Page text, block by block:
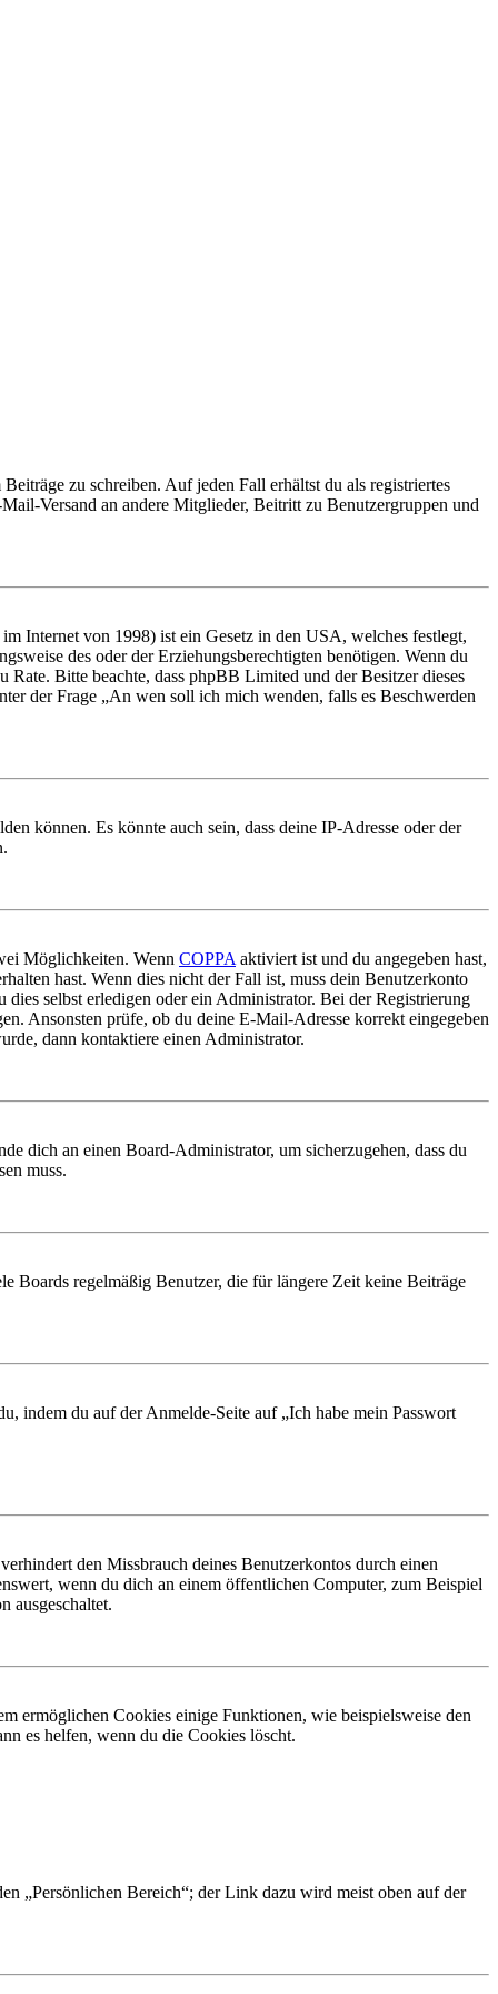
zu schreiben. Auf jeden Fall erhältst du als registriertes
Versand an andere Mitglieder, Beitritt zu Benutzergruppen und
Internet von 1998) ist ein Gesetz in den USA, welches festlegt,
des oder der Erziehungsberechtigten benötigen. Wenn du
Bitte beachte, dass phpBB Limited und der Besitzer dieses
der Frage „An wen soll ich mich wenden, falls es Beschwerden
können. Es könnte auch sein, dass deine IP-Adresse oder der
Möglichkeiten. Wenn COPPA aktiviert ist und du angegeben hast,
hast. Wenn dies nicht der Fall ist, muss dein Benutzerkonto
selbst erledigen oder ein Administrator. Bei der Registrierung
Ansonsten prüfe, ob du deine E-Mail-Adresse korrekt eingegeben
dann kontaktiere einen Administrator.
dich an einen Board-Administrator, um sicherzugehen, dass du
muss.
Boards regelmäßig Benutzer, die für längere Zeit keine Beiträge
indem du auf der Anmelde-Seite auf „Ich habe mein Passwort
den Missbrauch deines Benutzerkontos durch einen
wenn du dich an einem öffentlichen Computer, zum Beispiel
ausgeschaltet.
ermöglichen Cookies einige Funktionen, wie beispielsweise den
es helfen, wenn du die Cookies löscht.
„Persönlichen Bereich“; der Link dazu wird meist oben auf der